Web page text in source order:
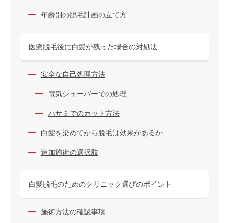
年齢別の脱毛計画の立て方
医療脱毛後に白髪が残った場合の対処法
安全な自己処理方法
電気シェーバーでの処理
ハサミでのカット方法
白髪を染めてから脱毛は効果があるか
追加施術の選択肢
白髪脱毛のためのクリニック選びのポイント
施術方法の確認事項